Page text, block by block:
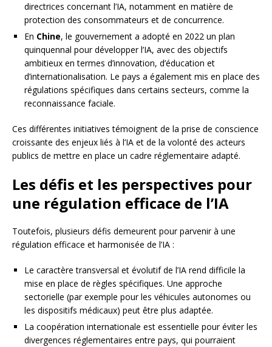
directrices concernant l’IA, notamment en matière de
protection des consommateurs et de concurrence.
En Chine, le gouvernement a adopté en 2022 un plan
quinquennal pour développer l’IA, avec des objectifs
ambitieux en termes d’innovation, d’éducation et
d’internationalisation. Le pays a également mis en place des
régulations spécifiques dans certains secteurs, comme la
reconnaissance faciale.
Ces différentes initiatives témoignent de la prise de conscience
croissante des enjeux liés à l’IA et de la volonté des acteurs
publics de mettre en place un cadre réglementaire adapté.
Les défis et les perspectives pour
une régulation efficace de l’IA
Toutefois, plusieurs défis demeurent pour parvenir à une
régulation efficace et harmonisée de l’IA :
Le caractère transversal et évolutif de l’IA rend difficile la
mise en place de règles spécifiques. Une approche
sectorielle (par exemple pour les véhicules autonomes ou
les dispositifs médicaux) peut être plus adaptée.
La coopération internationale est essentielle pour éviter les
divergences réglementaires entre pays, qui pourraient